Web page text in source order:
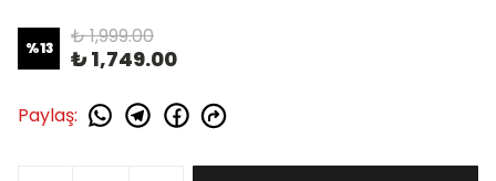
%13 ₺ 1,999.00
₺ 1,749.00
Paylaş: